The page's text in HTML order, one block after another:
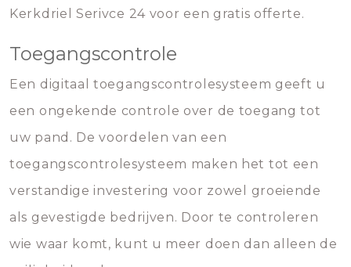
Kerkdriel Serivce 24 voor een gratis offerte.
Toegangscontrole
Een digitaal toegangscontrolesysteem geeft u
een ongekende controle over de toegang tot
uw pand. De voordelen van een
toegangscontrolesysteem maken het tot een
verstandige investering voor zowel groeiende
als gevestigde bedrijven. Door te controleren
wie waar komt, kunt u meer doen dan alleen de